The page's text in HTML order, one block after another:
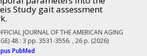
Study gait assessment
JOURNAL OF THE AMERICAN AGING
48 : 3 pp. 3531-3556. , 26 p. (2026)
PubMed